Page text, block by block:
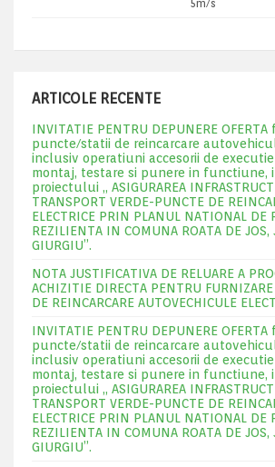
5m/s
ARTICOLE RECENTE
INVITATIE PENTRU DEPUNERE
puncte/statii de reincarcare
inclusiv operatiuni accesorii de
montaj, testare si punere in functiune,
proiectului „ ASIGURAREA
TRANSPORT VERDE-PUNCTE DE
ELECTRICE PRIN PLANUL NATIONAL DE
REZILIENTA IN COMUNA ROATA DE JOS,
GIURGIU”.
NOTA JUSTIFICATIVA DE RELUARE A
ACHIZITIE DIRECTA PENTRU
DE REINCARCARE AUTOVECHICULE
INVITATIE PENTRU DEPUNERE
puncte/statii de reincarcare
inclusiv operatiuni accesorii de
montaj, testare si punere in functiune,
proiectului „ ASIGURAREA
TRANSPORT VERDE-PUNCTE DE
ELECTRICE PRIN PLANUL NATIONAL DE
REZILIENTA IN COMUNA ROATA DE JOS,
GIURGIU”.